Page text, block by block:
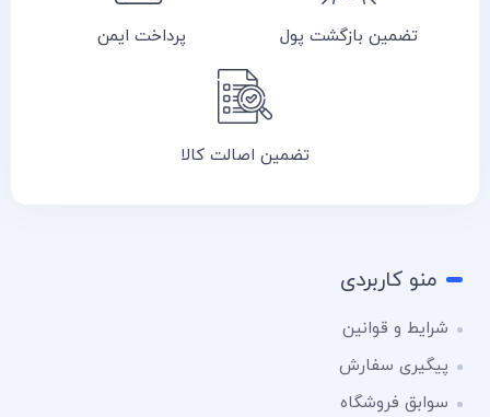
تضمین بازگشت پول پرداخت ایمن
تضمین اصالت کالا
منو کاربردی
شرایط و قوانین
پیگیری سفارش
سوابق فروشگاه